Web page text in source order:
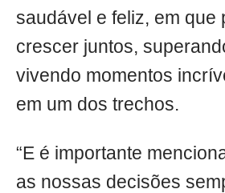
saudável e feliz, em que
crescer juntos,
vivendo momentos
em um dos trechos.
“E é importante
as nossas decisões